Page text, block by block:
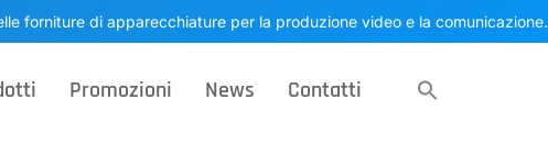
forniture di apparecchiature per la produzione video e la comunicazione.
Promozioni News Contatti